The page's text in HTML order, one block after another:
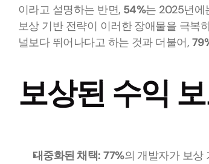
이라고 설명하는 반면, 54%는 2025년에
보상 기반 전략이 이러한 장애물을 극복
널보다 뛰어나다고 하는 것과 더불어,
보상된 수익
대중화된 채택: 77%의 개발자가 보상